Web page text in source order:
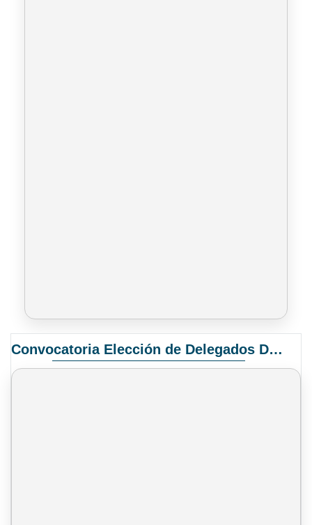
Convocatoria Elección de Delegados Docentes para el XIV Congreso Nacional de Universidades